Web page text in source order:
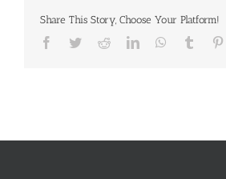
Share This Story, Choose Your Platform!
Facebook
TwitterRedditLinkedInWhatsApp
Tumblr